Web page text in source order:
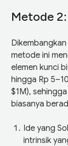
Metode
metode ini
elemen kunci
hingga Rp
$1M),
biasanya
Ide yang
intrinsik